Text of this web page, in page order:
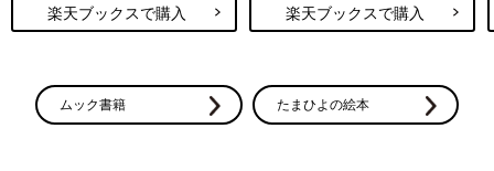
思い切ってやめてみたらラクになった！
んなときに！
今回目指すのは、ストレスだった家事からの解
放です。「たまひよ」アプリユーザーに聞いた
意見とともに、生活デザイン研究室代表はらむ
楽天ブックスで購入 楽天ブックスで購入
ムック書籍 たまひよの絵本